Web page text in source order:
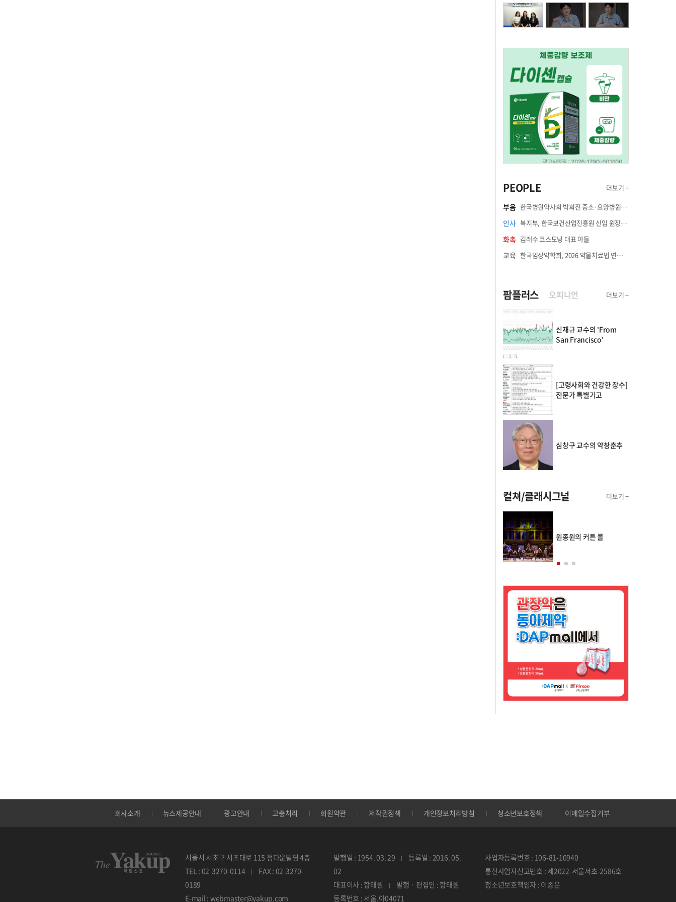
PEOPLE 더보기 +
부음 한국병원약사회 박희진 중소·요양병원이사(충청북도 청주의료원 약제팀장) 부친상
인사 복지부, 한국보건산업진흥원 신임 원장에 고상백 교수 임명
화촉 김래수 코스모닝 대표 아들
교육 한국임상약학회, 2026 약물치료법 연수강좌 8월 21일 개최
팜플러스 오피니언 더보기 +
신재규 교수의 'From
San Francisco'
[고령사회와 건강한 장수]
전문가 특별기고
심창구 교수의 약창춘추
컬쳐/클래시그널 더보기 +
원종원의 커튼 콜
회사소개 뉴스제공안내 광고안내 고충처리 회원약관 저작권정책 개인정보처리방침 청소년보호정책 이메일수집거부
서울시 서초구 서초대로 115 정다운빌딩 4층
TEL : 02-3270-0114
FAX : 02-3270-
0189
E-mail : webmaster@yakup.com
발행일 : 1954. 03. 29
등록일 : 2016. 05.
02
대표이사 : 함태원
발행 · 편집인 : 함태원
등록번호 : 서울,아04071
사업자등록번호 : 106-81-10940
통신사업자신고번호 : 제2022-서울서초-2586호
청소년보호책임자 : 이종운